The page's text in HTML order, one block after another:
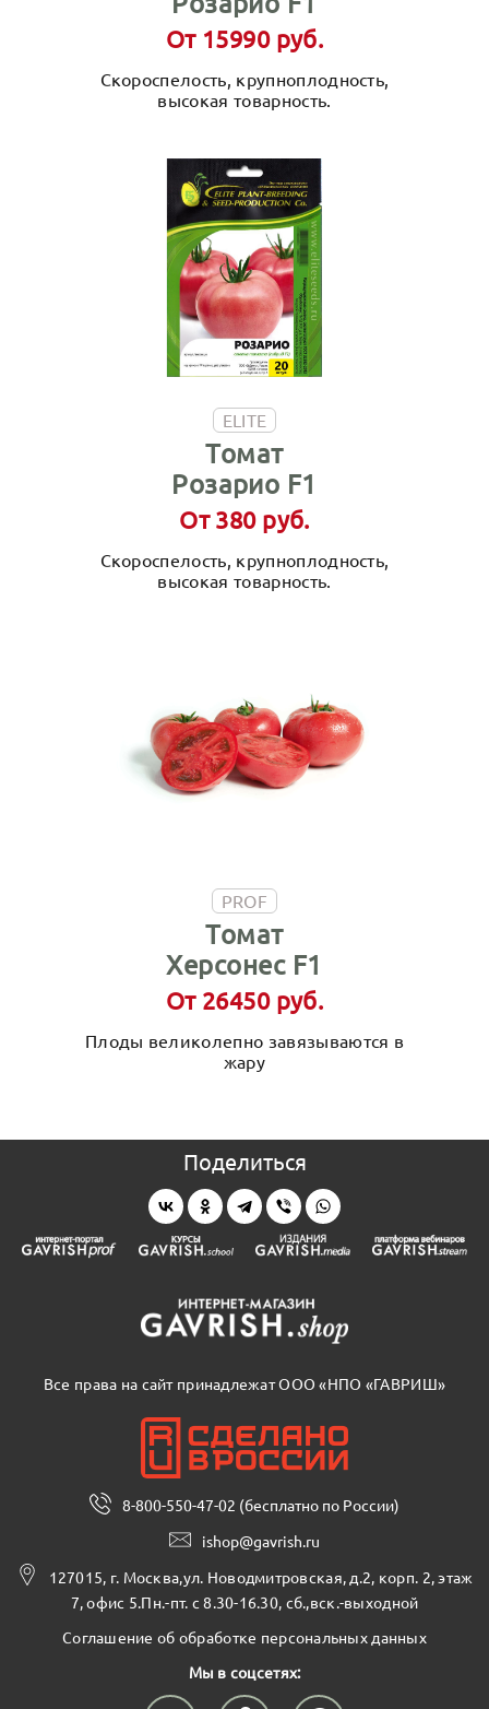
От 15990 руб.
Скороспелость, крупноплодность,
высокая товарность.
ELITE
Томат
Розарио F1
От 380 руб.
Скороспелость, крупноплодность,
высокая товарность.
PROF
Томат
Херсонес F1
От 26450 руб.
Плоды великолепно завязываются в
жару
Поделиться
Все права на сайт принадлежат ООО «НПО «ГАВРИШ»
8-800-550-47-02 (бесплатно по России)
ishop@gavrish.ru
127015, г. Москва,ул. Новодмитровская, д.2, корп. 2, этаж
7, офис 5.Пн.-пт. с 8.30-16.30, сб.,вск.-выходной
Соглашение об обработке персональных данных
Мы в соцсетях: